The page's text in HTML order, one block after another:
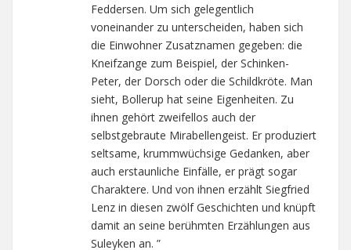
Feddersen. Um sich gelegentlich
voneinander zu unterscheiden, haben sich
die Einwohner Zusatznamen gegeben: die
Kneifzange zum Beispiel, der Schinken-
Peter, der Dorsch oder die Schildkröte. Man
sieht, Bollerup hat seine Eigenheiten. Zu
ihnen gehört zweifellos auch der
selbstgebraute Mirabellengeist. Er produziert
seltsame, krummwüchsige Gedanken, aber
auch erstaunliche Einfälle, er prägt sogar
Charaktere. Und von ihnen erzählt Siegfried
Lenz in diesen zwölf Geschichten und knüpft
damit an seine berühmten Erzählungen aus
Suleyken an. ”